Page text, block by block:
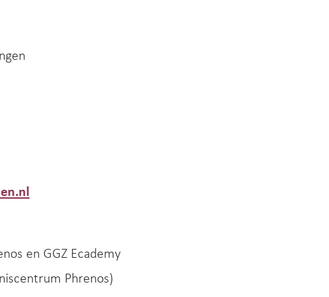
en GGZ Ecademy
Phrenos)